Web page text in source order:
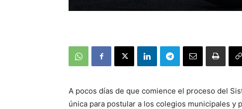
A pocos días de que comience el proceso del
única para postular a los colegios municipales